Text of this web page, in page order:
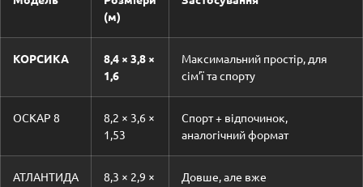
(м)
КОРСИКА
8,4 × 3,8 ×
1,6
Максимальний простір, для
сім’ї та спорту
ОСКАР 8
8,2 × 3,6 ×
1,53
Спорт + відпочинок,
аналогічний формат
АТЛАНТИДА
8,3 × 2,9 ×
Довше, але вже